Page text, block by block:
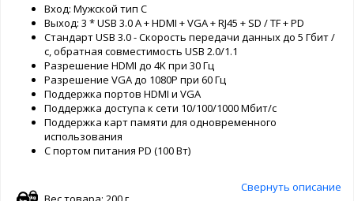
Вход: Мужской тип C
Выход: 3 * USB 3.0 A + HDMI + VGA + RJ45 + SD / TF + PD
Стандарт USB 3.0 - Скорость передачи данных до 5 Гбит /
с, обратная совместимость USB 2.0/1.1
Разрешение HDMI до 4K при 30 Гц
Разрешение VGA до 1080P при 60 Гц
Поддержка портов HDMI и VGA
Поддержка доступа к сети 10/100/1000 Мбит/с
Поддержка карт памяти для одновременного
использования
С портом питания PD (100 Вт)
Свернуть описание